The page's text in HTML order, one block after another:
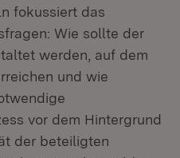
fokussiert das
Wie sollte der
werden, auf dem
und wie
vor dem Hintergrund
der beteiligten